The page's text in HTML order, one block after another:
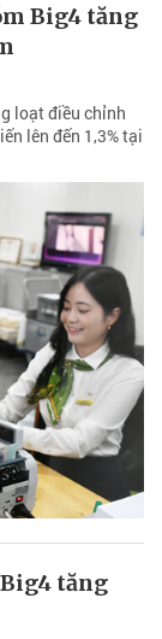
Big4 tăng
loạt điều chỉnh
lên đến 1,3% tại
tăng